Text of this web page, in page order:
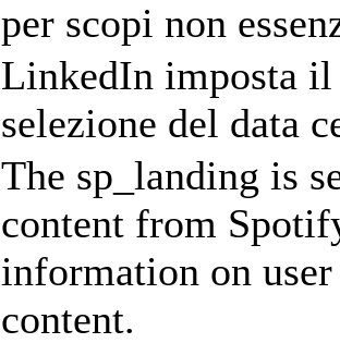
per scopi non
LinkedIn imposta
selezione del data
The sp_landing is
content from
information on
content.